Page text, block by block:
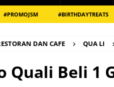
#PROMOJSM #BIRTHDAYTREATS
DAN CAFE QUA LI
Quali Beli 1